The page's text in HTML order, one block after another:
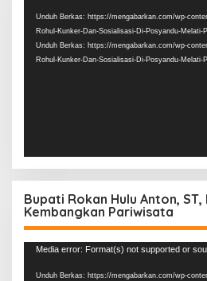
Unduh Berkas: https://mengabarkan.com/wp-
Rohul-Kunker-Dan-Sosialisasi-Di-Posyandu-Melati-
Unduh Berkas: https://mengabarkan.com/wp-
Rohul-Kunker-Dan-Sosialisasi-Di-Posyandu-Melati-
Bupati Rokan Hulu Anton, ST,
Kembangkan Pariwisata
Pemutar
Media error: Format(s) not supported or
Unduh Berkas: https://mengabarkan.com/wp-